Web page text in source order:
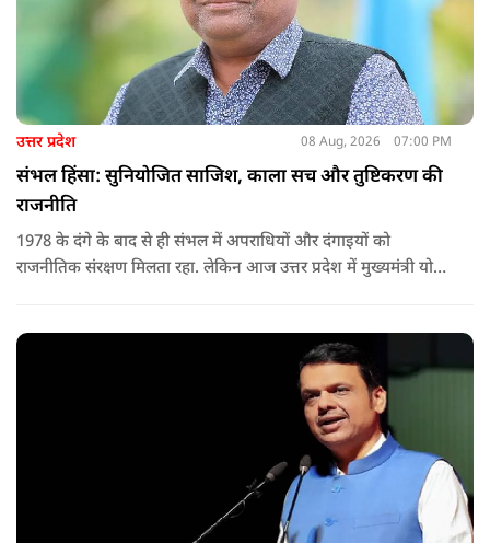
उत्तर प्रदेश 08 Aug, 2026 07:00 PM
संभल हिंसा: सुनियोजित साजिश, काला सच और तुष्टिकरण की
राजनीति
1978 के दंगे के बाद से ही संभल में अपराधियों और दंगाइयों को
राजनीतिक संरक्षण मिलता रहा. लेकिन आज उत्तर प्रदेश में मुख्यमंत्री योगी
नेता या सांसद क्यों न हो, यदि वह राज्य की शांति और सुरक्षा से खिलवाड़